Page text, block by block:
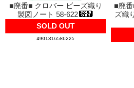
■廃番■ クロバー ビーズ織り
製図ノート 58-622
SOLD OUT
4901316586225
■廃
ズ織